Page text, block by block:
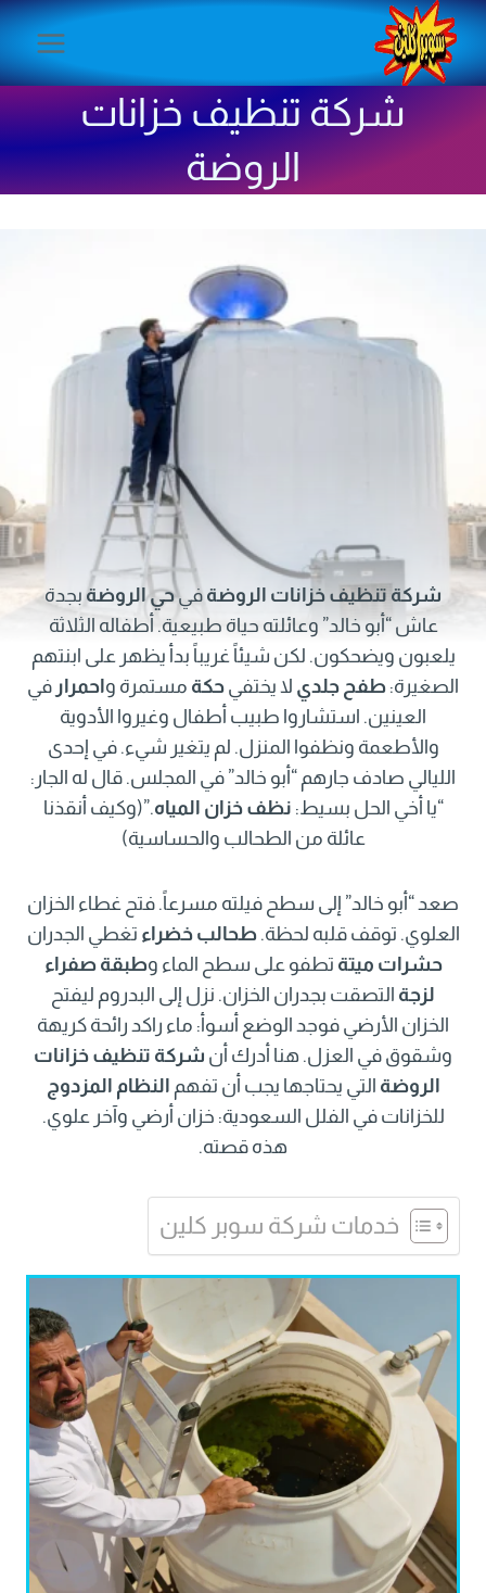
التجاوز
المحتوى
شركة تنظيف خزانات
الروضة
شركة تنظيف خزانات الروضة فيحي الروضة بجدة
عاش “أبو خالد” وعائلته حياة طبيعية. أطفاله الثلاثة
يلعبون ويضحكون. لكن شيئاً غريباً بدأ يظهر على ابنتهم
الصغيرة: طفح جلدي لا يختفي حكة مستمرة واحمرار في
العينين. استشاروا طبيب أطفال وغيروا الأدوية
والأطعمة ونظفوا المنزل. لم يتغير شيء. في إحدى
الليالي صادف جارهم “أبو خالد” في المجلس. قال له الجار:
“يا أخي الحل بسيط: نظف خزان المياه.”(وكيف أنقذنا
عائلة من الطحالب والحساسية)
صعد “أبو خالد” إلى سطح فيلته مسرعاً. فتح غطاء الخزان
العلوي. توقف قلبه لحظة.طحالب خضراء تغطي الجدران
حشرات ميتة تطفو على سطح الماء وطبقة صفراء
لزجة التصقت بجدران الخزان. نزل إلى البدروم ليفتح
الخزان الأرضي فوجد الوضع أسوأ: ماء راكد رائحة كريهة
وشقوق في العزل. هنا أدرك أن شركة تنظيف خزانات
الروضة التي يحتاجها يجب أن تفهم النظام المزدوج
للخزانات في الفلل السعودية: خزان أرضي وآخر علوي.
هذه قصته.
خدمات شركة سوبر كلين